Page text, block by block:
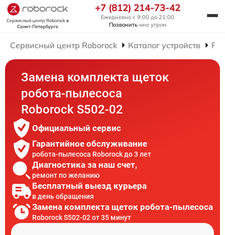
Сервисный центр Roborockв
Санкт-Петербурге
+7 (812) 214-73-42
Ежедневно с 9:00 до 21:00
Позвонить мне утром
Сервисный центр Roborock Каталог устройств
Замена комплекта щеток
робота-пылесоса
Roborock S502-02
Официальный сервис
Гарантийное обслуживание
робота-пылесоса Roborock до 3 лет
Диагностика за наш счет,
ремонт по желанию
Бесплатный выезд курьера
в день обращения
Замена комплекта щеток робота-пылесоса
Roborock S502-02 от 35 минут